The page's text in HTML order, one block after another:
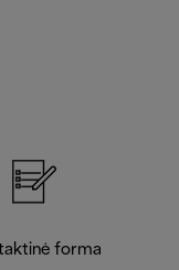
forma